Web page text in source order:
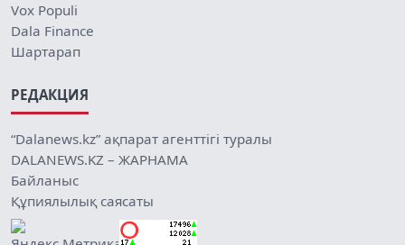
Vox Populi
Dala Finance
Шартарап
РЕДАКЦИЯ
“Dalanews.kz” ақпарат агенттігі туралы
DALANEWS.KZ – ЖАРНАМА
Байланыс
Құпиялылық саясаты